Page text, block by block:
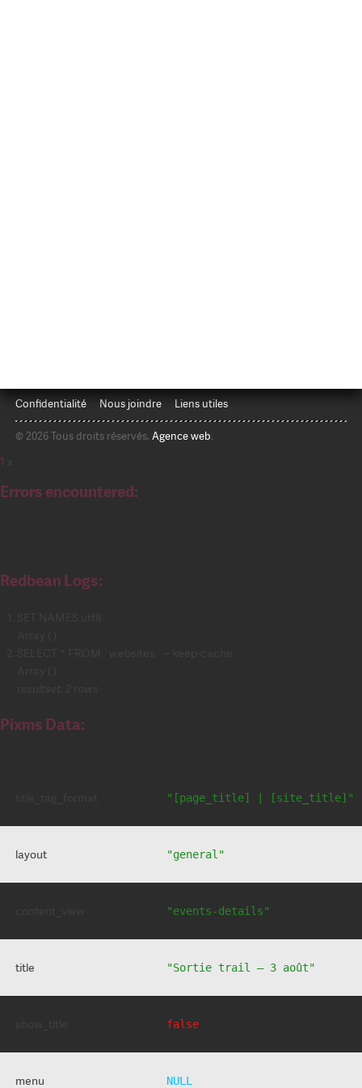
Confidentialité Nous joindre Liens utiles
© 2026 Tous droits réservés. Agence web.
1
Errors encountered:
Redbean Logs:
Pixms Data:
"[page_title] | [site_title]"
layout "general"
"events-details"
title "Sortie trail – 3 août"
false
menu NULL